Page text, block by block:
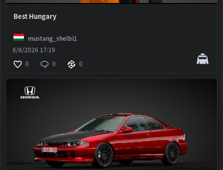
Best Hungary
mustang_shelbi1
8/8/2026 17:19
0
0 0